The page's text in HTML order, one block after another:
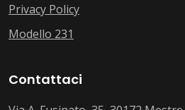
Privacy Policy
Modello 231
Contattaci